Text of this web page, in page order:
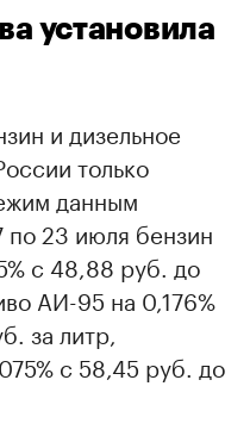
установила
и дизельное
только
данным
по 23 июля бензин
с 48,88 руб. до
АИ-95 на 0,176%
за литр,
с 58,45 руб. до